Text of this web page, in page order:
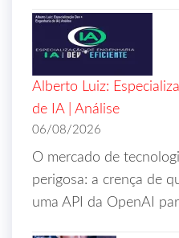
Alberto Luiz:
de IA | Análise
06/08/2026
O mercado de
perigosa: a crença de
uma API da OpenAI